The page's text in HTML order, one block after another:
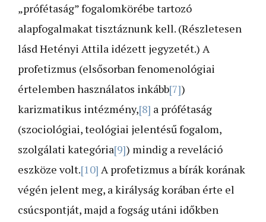
„prófétaság” fogalomkörébe tartozó
alapfogalmakat tisztáznunk kell. (Részletesen
lásd Hetényi Attila idézett jegyzetét.) A
profetizmus (elsősorban fenomenológiai
értelemben használatos inkább[7])
karizmatikus intézmény,[8] a prófétaság
(szociológiai, teológiai jelentésű fogalom,
szolgálati kategória[9]) mindig a reveláció
eszköze volt.[10] A profetizmus a bírák korának
végén jelent meg, a királyság korában érte el
csúcspontját, majd a fogság utáni időkben